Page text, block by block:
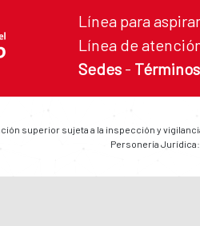
Línea para
Línea de
Sedes -
superior sujeta a la inspección y
Personería Jurídica: